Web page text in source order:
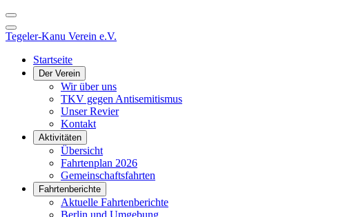
Tegeler-Kanu Verein e.V.
Startseite
Der Verein
Wir über uns
TKV gegen Antisemitismus
Unser Revier
Kontakt
Aktivitäten
Übersicht
Fahrtenplan 2026
Gemeinschaftsfahrten
Fahrtenberichte
Aktuelle Fahrtenberichte
Berlin und Umgebung